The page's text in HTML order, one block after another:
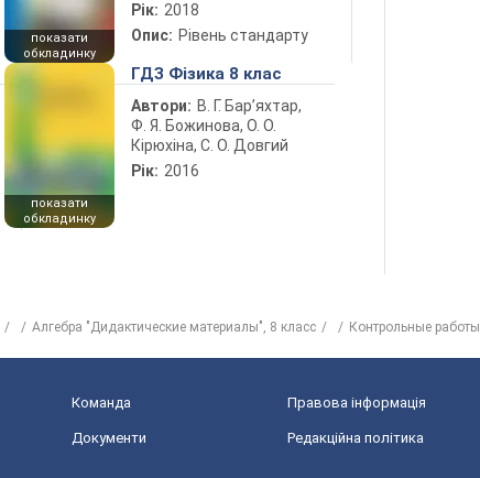
показати
обкладинку
Рік: 2018
Опис: Рівень стандарту
показати
обкладинку
ГДЗ Фізика 8 клас
Автори: В. Г. Бар’яхтар,
Ф. Я. Божинова, О. О.
Кірюхіна, С. О. Довгий
Рік: 2016
Алгебра "Дидактические материалы", 8 класс Контрольные работы
Команда Правова інформація
Документи Редакційна політика